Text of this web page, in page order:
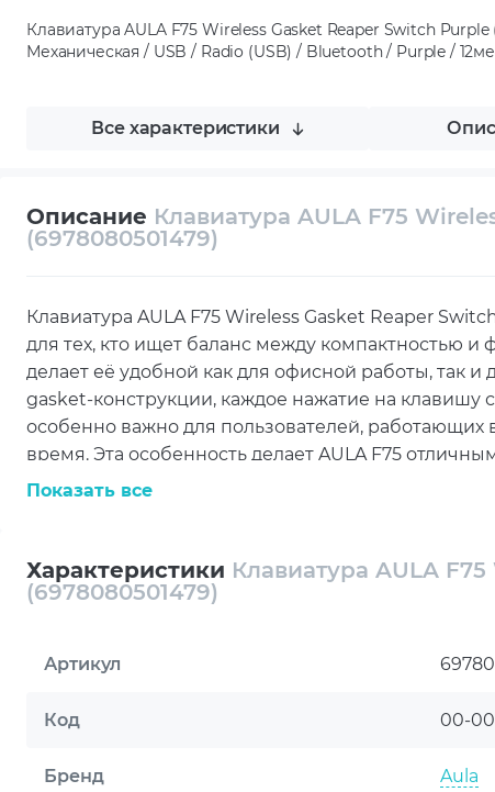
Клавиатура AULA F75 Wireless Gasket Reaper Switch Purple
Механическая / USB / Radio (USB) / Bluetooth / Purple /
Все характеристики
Описание Клавиатура AULA F75
(6978080501479)
Клавиатура AULA F75 Wireless Gasket Reaper
для тех, кто ищет баланс между компактностью
делает её удобной как для офисной работы, так
gasket-конструкции, каждое нажатие на клавишу
особенно важно для пользователей,
время. Эта особенность делает AULA F75
минимальный шум.
заводе для более гладкого и приятного нажатия.
оптимизировать клавиатуру под свои личные
отличной платформой для экспериментов и
Клавиатура поддерживает три режима
обеспечивает высокую степень гибкости в
устройствам без необходимости постоянного
Показать все
Характеристики Клавиатура AULA
(6978080501479)
Артикул
Код 00-
Бренд Aula